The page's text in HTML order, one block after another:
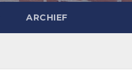
ARCHIEF